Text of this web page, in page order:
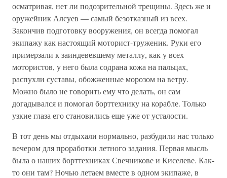
осматривая, нет ли подозрительной трещины. Здесь же и
оружейник Алсуев — самый безотказный из всех.
Закончив подготовку вооружения, он всегда помогал
экипажу как настоящий моторист-труженик. Руки его
примерзали к заиндевевшему металлу, как у всех
мотористов, у него была содрана кожа на пальцах,
распухли суставы, обожженные морозом на ветру.
Можно было не говорить ему что делать, он сам
догадывался и помогал борттехнику на корабле. Только
узкие глаза его становились еще уже от усталости.
В тот день мы отдыхали нормально, разбудили нас только
вечером для проработки летного задания. Первая мысль
была о наших борттехниках Свечникове и Киселеве. Как-
то они там? Ночью летаем вместе в одном экипаже, в